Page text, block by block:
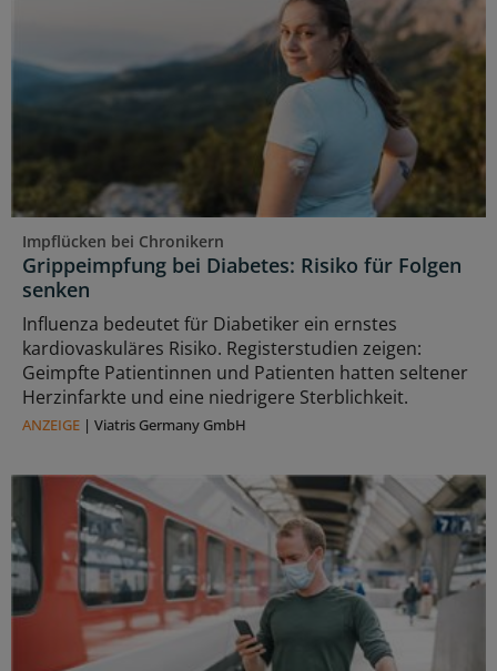
Impflücken bei Chronikern
Grippeimpfung bei Diabetes: Risiko für Folgen
senken
Influenza bedeutet für Diabetiker ein ernstes
kardiovaskuläres Risiko. Registerstudien zeigen:
Geimpfte Patientinnen und Patienten hatten seltener
Herzinfarkte und eine niedrigere Sterblichkeit.
ANZEIGE | Viatris Germany GmbH